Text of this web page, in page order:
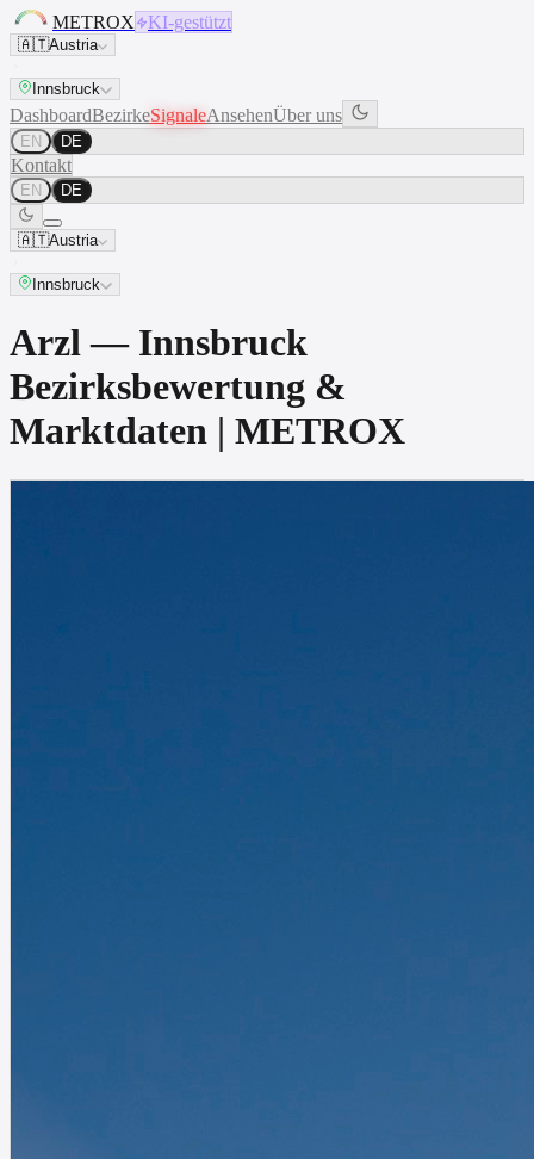
METROX KI-gestützt
🇦🇹Austria
Innsbruck
DashboardBezirkeSignaleAnsehenÜber uns
EN DE
Kontakt
EN DE
🇦🇹Austria
Innsbruck
Arzl — Innsbruck
Bezirksbewertung &
Marktdaten | METROX